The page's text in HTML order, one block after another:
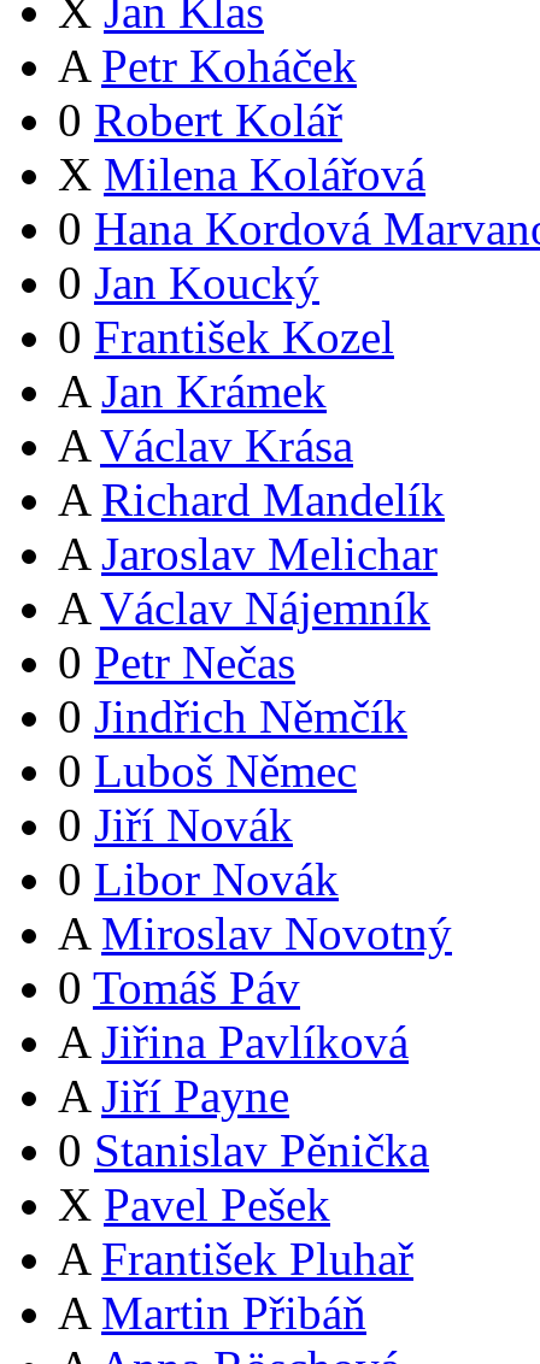
X Jan Klas
A Petr Koháček
0 Robert Kolář
X Milena Kolářová
0 Hana Kordová
0 Jan Koucký
0 František Kozel
A Jan Krámek
A Václav Krása
A Richard Mandelík
A Jaroslav Melichar
A Václav Nájemník
0 Petr Nečas
0 Jindřich Němčík
0 Luboš Němec
0 Jiří Novák
0 Libor Novák
A Miroslav Novotný
0 Tomáš Páv
A Jiřina Pavlíková
A Jiří Payne
0 Stanislav Pěnička
X Pavel Pešek
A František Pluhař
A Martin Přibáň